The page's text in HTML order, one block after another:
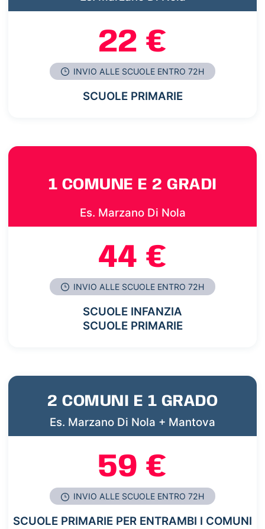
22 €
INVIO ALLE SCUOLE ENTRO 72H
SCUOLE PRIMARIE
1 COMUNE E 2 GRADI
Es. Marzano Di Nola
44 €
INVIO ALLE SCUOLE ENTRO 72H
SCUOLE INFANZIA
SCUOLE PRIMARIE
2 COMUNI E 1 GRADO
Es. Marzano Di Nola + Mantova
59 €
INVIO ALLE SCUOLE ENTRO 72H
SCUOLE PRIMARIE PER ENTRAMBI I COMUNI